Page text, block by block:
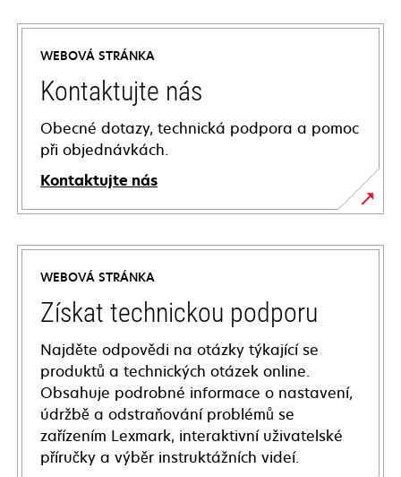
WEBOVÁ STRÁNKA
Kontaktujte nás
Obecné dotazy, technická podpora a pomoc
při objednávkách.
Kontaktujte nás
WEBOVÁ STRÁNKA
Získat technickou podporu
Najděte odpovědi na otázky týkající se
produktů a technických otázek online.
Obsahuje podrobné informace o nastavení,
údržbě a odstraňování problémů se
zařízením Lexmark, interaktivní uživatelské
příručky a výběr instruktážních videí.